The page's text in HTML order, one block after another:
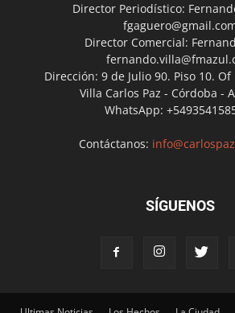
Director Periodístico:
Director Comercial:
Dirección: 9 de Julio 90. Piso 10. Of
Villa Carlos Paz - Córdoba -
WhatsApp:
Contáctanos:
SÍGUENOS